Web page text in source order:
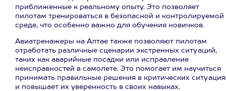
приближенные к реальному опыту. Это позволяет
пилотам тренироваться в безопасной и контролируемой
среде, что особенно важно для обучения новичков.
Авиатренажеры на Алтае также позволяют пилотам
отработать различные сценарии экстренных ситуаций,
таких как аварийные посадки или исправление
неисправностей в самолете. Это помогает им научиться
принимать правильные решения в критических
и повышает их уверенность в своих навыках.